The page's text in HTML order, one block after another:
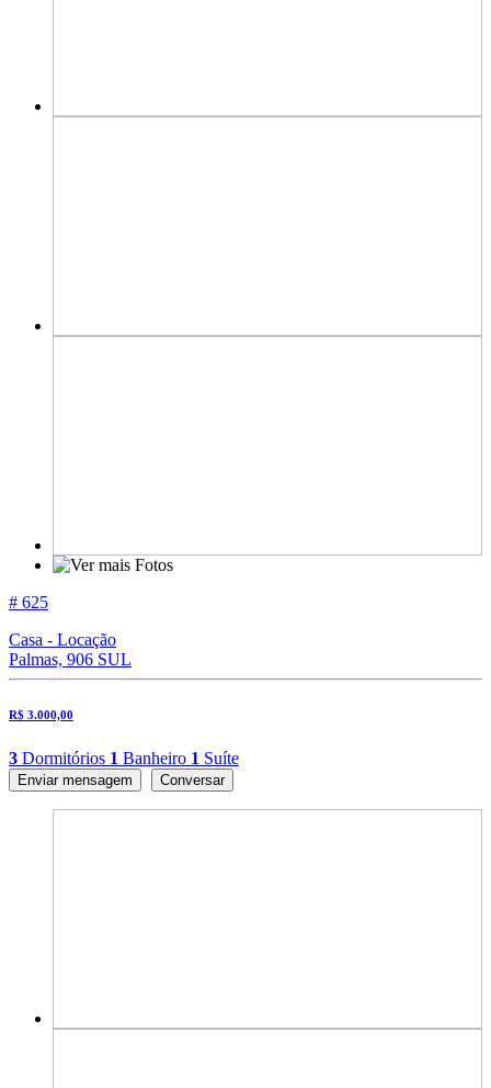
# 625
Casa - Locação
Palmas, 906 SUL
R$ 3.000,00
3 Dormitórios 1 Banheiro 1 Suíte
Enviar mensagem Conversar